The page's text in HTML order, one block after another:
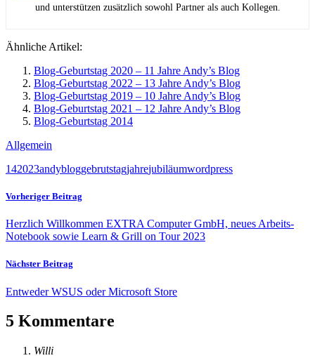
und unterstützen zusätzlich sowohl Partner als auch Kollegen.
Ähnliche Artikel:
Blog-Geburtstag 2020 – 11 Jahre Andy’s Blog
Blog-Geburtstag 2022 – 13 Jahre Andy’s Blog
Blog-Geburtstag 2019 – 10 Jahre Andy’s Blog
Blog-Geburtstag 2021 – 12 Jahre Andy’s Blog
Blog-Geburtstag 2014
Allgemein
142023andybloggebrutstagjahrejubiläumwordpress
Vorheriger Beitrag
Herzlich Willkommen EXTRA Computer GmbH, neues Arbeits-
Notebook sowie Learn & Grill on Tour 2023
Nächster Beitrag
Entweder WSUS oder Microsoft Store
5 Kommentare
Willi